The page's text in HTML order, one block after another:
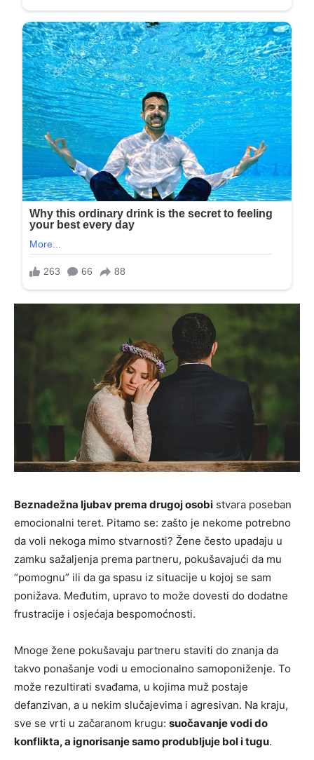
Beznadežna ljubav prema drugoj osobi stvara poseban
emocionalni teret. Pitamo se: zašto je nekome potrebno
da voli nekoga mimo stvarnosti? Žene često upadaju u
zamku sažaljenja prema partneru, pokušavajući da mu
“pomognu” ili da ga spasu iz situacije u kojoj se sam
ponižava. Međutim, upravo to može dovesti do dodatne
frustracije i osjećaja bespomoćnosti.
Mnoge žene pokušavaju partneru staviti do znanja da
takvo ponašanje vodi u emocionalno samoponiženje. To
može rezultirati svađama, u kojima muž postaje
defanzivan, a u nekim slučajevima i agresivan. Na kraju,
sve se vrti u začaranom krugu: suočavanje vodi do
konflikta, a ignorisanje samo produbljuje bol i tugu.